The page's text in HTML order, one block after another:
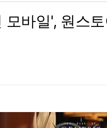
바일', 원스